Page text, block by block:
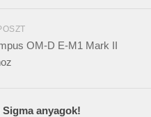
OM-D E-M1 Mark II
anyagok!